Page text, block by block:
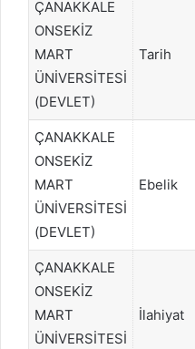
ÇANAKKALE
ONSEKİZ
MART
ÜNİVERSİTESİ
(DEVLET)
Tarih
ÇANAKKALE
ONSEKİZ
MART
ÜNİVERSİTESİ
(DEVLET)
Ebelik
ÇANAKKALE
ONSEKİZ
MART
ÜNİVERSİTESİ
İlahiyat